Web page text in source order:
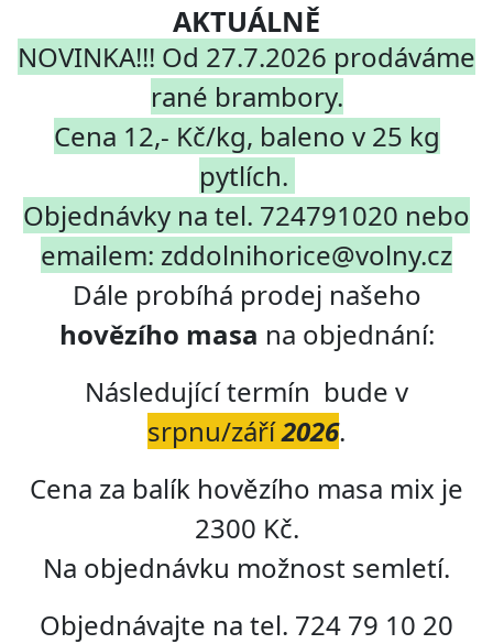
AKTUÁLNĚ
NOVINKA!!! Od 27.7.2026 prodáváme
rané brambory.
Cena 12,- Kč/kg, baleno v 25 kg
pytlích.
Objednávky na tel. 724791020 nebo
emailem: zddolnihorice@volny.cz
Dále probíhá prodej našeho
hovězího masa na objednání:
Následující termín bude v
srpnu/září2026.
Cena za balík hovězího masa mix je
2300 Kč.
Na objednávku možnost semletí.
Objednávajte na tel. 724 79 10 20